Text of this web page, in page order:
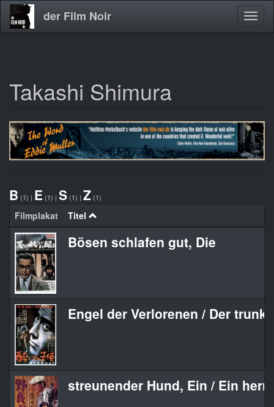
Direkt
zum
der Film Noir
Takashi Shimura
B (1) | E (1) | S (1) | Z (1)
Filmplakat Titel
Bösen schlafen gut, Die
Engel der Verlorenen / Der
streunender Hund, Ein / Ein